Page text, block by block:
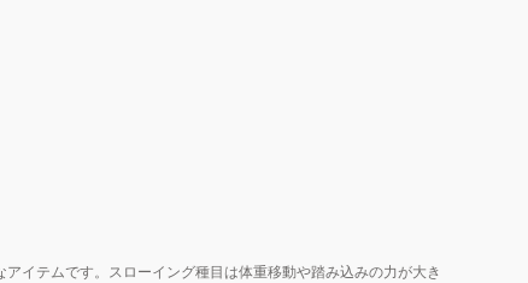
イテムです。スローイング種目は体重移動や踏み込みの力が大き